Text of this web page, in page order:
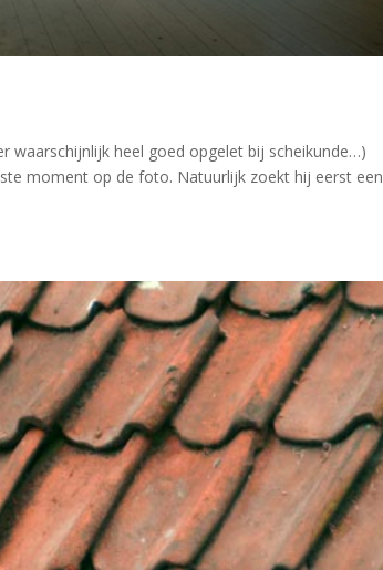
waarschijnlijk heel goed opgelet bij scheikunde…)
moment op de foto. Natuurlijk zoekt hij eerst een